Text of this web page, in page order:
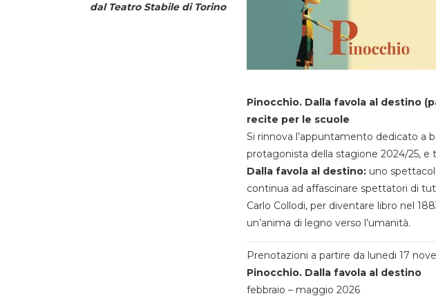
dal Teatro Stabile di Torino
Pinocchio. Dalla favola al destino
recite per le scuole
Si rinnova l’appuntamento dedicato a
protagonista della stagione 2024/25, e
Dalla favola al destino:uno
continua ad affascinare spettatori di
Carlo Collodi, per diventare libro nel
un’anima di legno verso l’umanità.
Prenotazioni a partire da lunedi 17
Pinocchio. Dalla favola al destino
febbraio – maggio 2026